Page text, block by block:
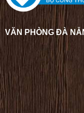
VĂN PHÒNG ĐÀ